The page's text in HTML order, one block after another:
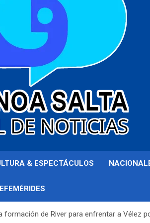
Salta
& ESPECTÁCULOS
EFEMÉRIDES
formación de River para enfrentar a Vélez